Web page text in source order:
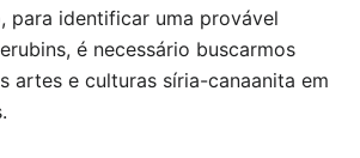
para identificar uma provável
é necessário buscarmos
artes e culturas síria-canaanita em